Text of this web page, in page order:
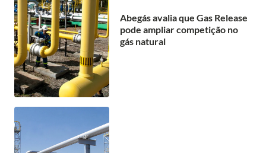
Abegás avalia que Gas Release
pode ampliar competição no
gás natural